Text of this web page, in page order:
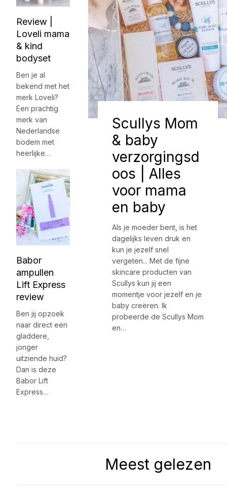
Review |
Loveli mama
& kind
bodyset
Ben je al
bekend met het
merk Loveli?
Een prachtig
merk van
Nederlandse
bodem met
heerlijke…
Babor
ampullen
Lift Express
review
Ben jij opzoek
naar direct een
gladdere,
jonger
uitziende huid?
Dan is deze
Babor Lift
Express…
Scullys Mom
& baby
verzorgingsd
oos | Alles
voor mama
en baby
Als je moeder bent, is het
dagelijks leven druk en
kun je jezelf snel
vergeten... Met de fijne
skincare producten van
Scullys kun jij een
momentje voor jezelf en je
baby creëren. Ik
probeerde de Scullys Mom
en…
Meest gelezen